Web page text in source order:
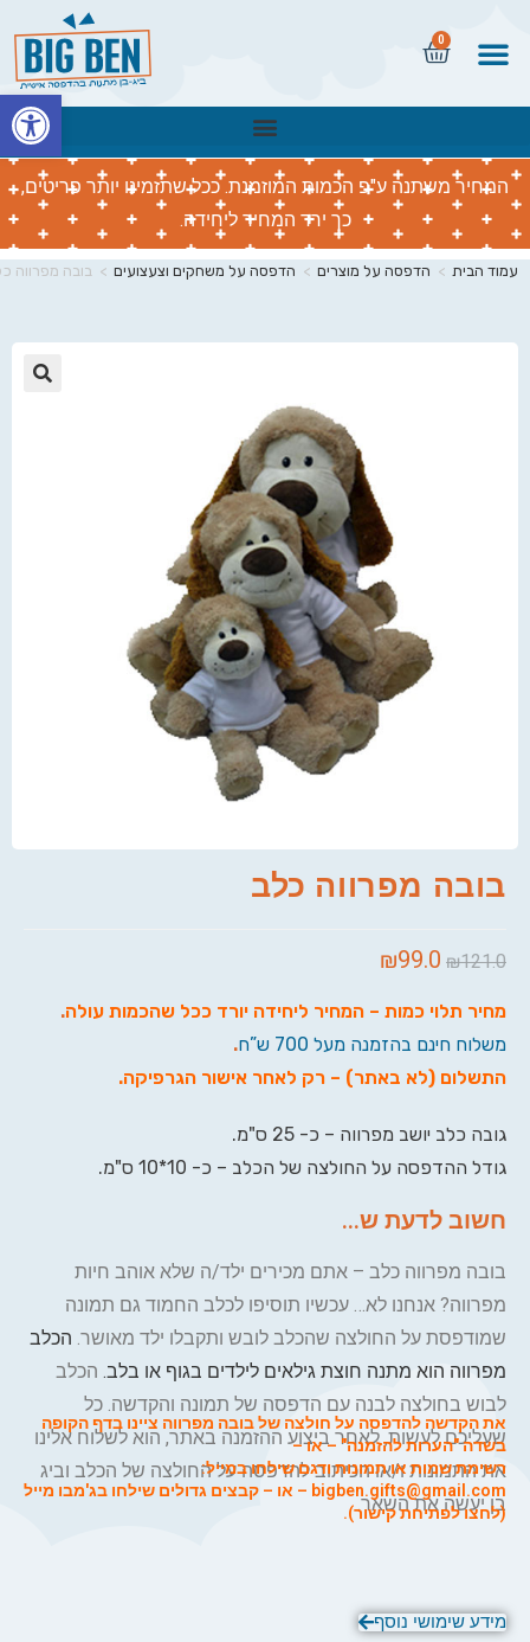
0
המחיר משתנה ע"פ הכמות המוזמנת. ככל שתזמינו יותר פריטים,
כך ירד המחיר ליחידה.
עמוד הבית > הדפסה על מוצרים > הדפסה על משחקים וצעצועים > בובה מפרווה
בובה מפרווה כלב
₪121.0
₪99.0
מחיר תלוי כמות – המחיר ליחידה יורד ככל שהכמות עולה.
משלוח חינם בהזמנה מעל 700 ש”ח
.
התשלום (לא באתר) – רק לאחר אישור הגרפיקה.
גובה כלב יושב מפרווה – כ- 25 ס"מ.
גודל ההדפסה על החולצה של הכלב – כ- 10*10 ס"מ.
חשוב לדעת ש...
בובה מפרווה כלב – אתם מכירים ילד/ה שלא אוהב חיות
מפרווה? אנחנו לא… עכשיו תוסיפו לכלב החמוד גם תמונה
שמודפסת על החולצה שהכלב לובש ותקבלו ילד מאושר. הכלב
מפרווה הוא מתנה חוצת גילאים לילדים בגוף או בלב. הכלב
לבוש בחולצה לבנה עם הדפסה של תמונה והקדשה. כל
שעליכם לעשות, לאחר ביצוע ההזמנה באתר, הוא לשלוח אלינו
את התמונות ו/או הכיתוב להדפסה על החולצה של הכלב וביג
בן יעשה את השאר.
את הקדשה להדפסה על חולצה של בובה מפרווה ציינו בדף הקופה
בשדה "הערות להזמנה" – או –
רשימת שמות או תמונות ודגםשילחו במייל:
bigben.gifts@gmail.com – או – קבצים גדולים שילחו בג'מבו מייל
(לחצו לפתיחת קישור).
מידע שימושי נוסף